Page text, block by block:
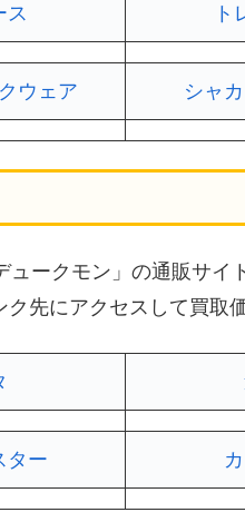
ス ト
ウェア シャ
ュークモン」の通販サ
ク先にアクセスして買取
ター